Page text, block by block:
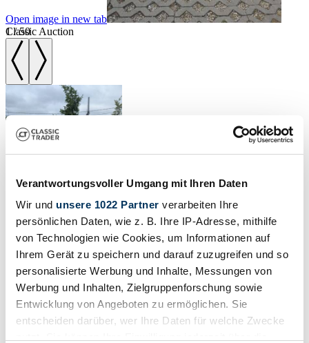
Verantwortungsvoller Umgang mit Ihren Daten
Wir und unsere 1022 Partner verarbeiten Ihre
persönlichen Daten, wie z. B. Ihre IP-Adresse, mithilfe
von Technologien wie Cookies, um Informationen auf
Ihrem Gerät zu speichern und darauf zuzugreifen und so
personalisierte Werbung und Inhalte, Messungen von
Werbung und Inhalten, Zielgruppenforschung sowie
Entwicklung von Angeboten zu ermöglichen. Sie
entscheiden darüber, wer Ihre Daten für welche Zwecke
Open image in new tab
1/50
Classic Auction
1975 | Chevrolet Corvette
Stingray